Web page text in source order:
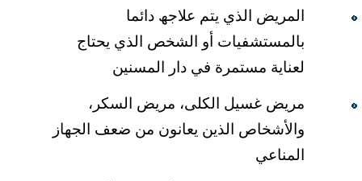
المریض الذي یتم علاجھ دائما
بالمستشفیات أو الشخص الذي یحتاج
لعنایة مستمرة في دار المسنین
مریض غسیل الكلى، مریض السكر،
والأشخاص الذین یعانون من ضعف الجھاز
المناعي